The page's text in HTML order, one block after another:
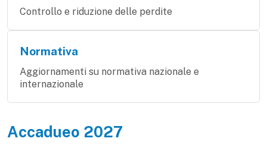
Controllo e riduzione delle perdite
Normativa
Aggiornamenti su normativa nazionale e
internazionale
Accadueo 2027